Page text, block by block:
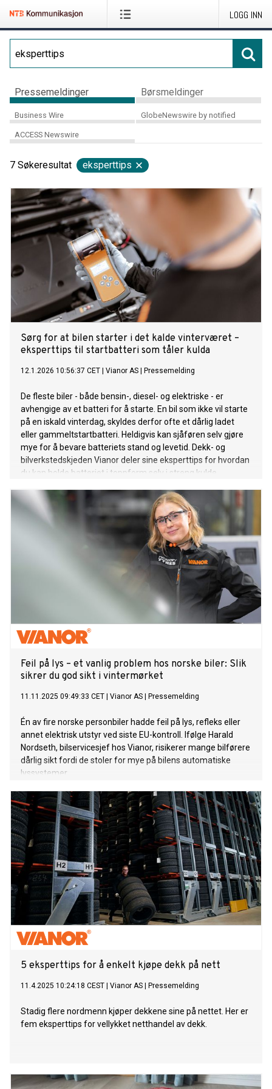
LOGG INN
Pressemeldinger Børsmeldinger
Business Wire GlobeNewswire by notified
ACCESS Newswire
7 Søkeresultat eksperttips
Sørg for at bilen starter i det kalde vinterværet –
eksperttips til startbatteri som tåler kulda
12.1.2026 10:56:37 CET Vianor AS Pressemelding
De fleste biler - både bensin-, diesel- og elektriske - er
avhengige av et batteri for å starte. En bil som ikke vil starte
på en iskald vinterdag, skyldes derfor ofte et dårlig ladet
eller gammeltstartbatteri. Heldigvis kan sjåføren selv gjøre
mye for å bevare batteriets stand og levetid. Dekk- og
bilverkstedskjeden Vianor deler sine eksperttips for hvordan
du kan holde batteriet i toppform selv i streng kulde.
Feil på lys – et vanlig problem hos norske biler: Slik
sikrer du god sikt i vintermørket
11.11.2025 09:49:33 CET Vianor AS Pressemelding
Én av fire norske personbiler hadde feil på lys, refleks eller
annet elektrisk utstyr ved siste EU-kontroll. Ifølge Harald
Nordseth, bilservicesjef hos Vianor, risikerer mange bilførere
dårlig sikt fordi de stoler for mye på bilens automatiske
lyssystemer.
5 eksperttips for å enkelt kjøpe dekk på nett
11.4.2025 10:24:18 CEST Vianor AS Pressemelding
Stadig flere nordmenn kjøper dekkene sine på nettet. Her er
fem eksperttips for vellykket netthandel av dekk.